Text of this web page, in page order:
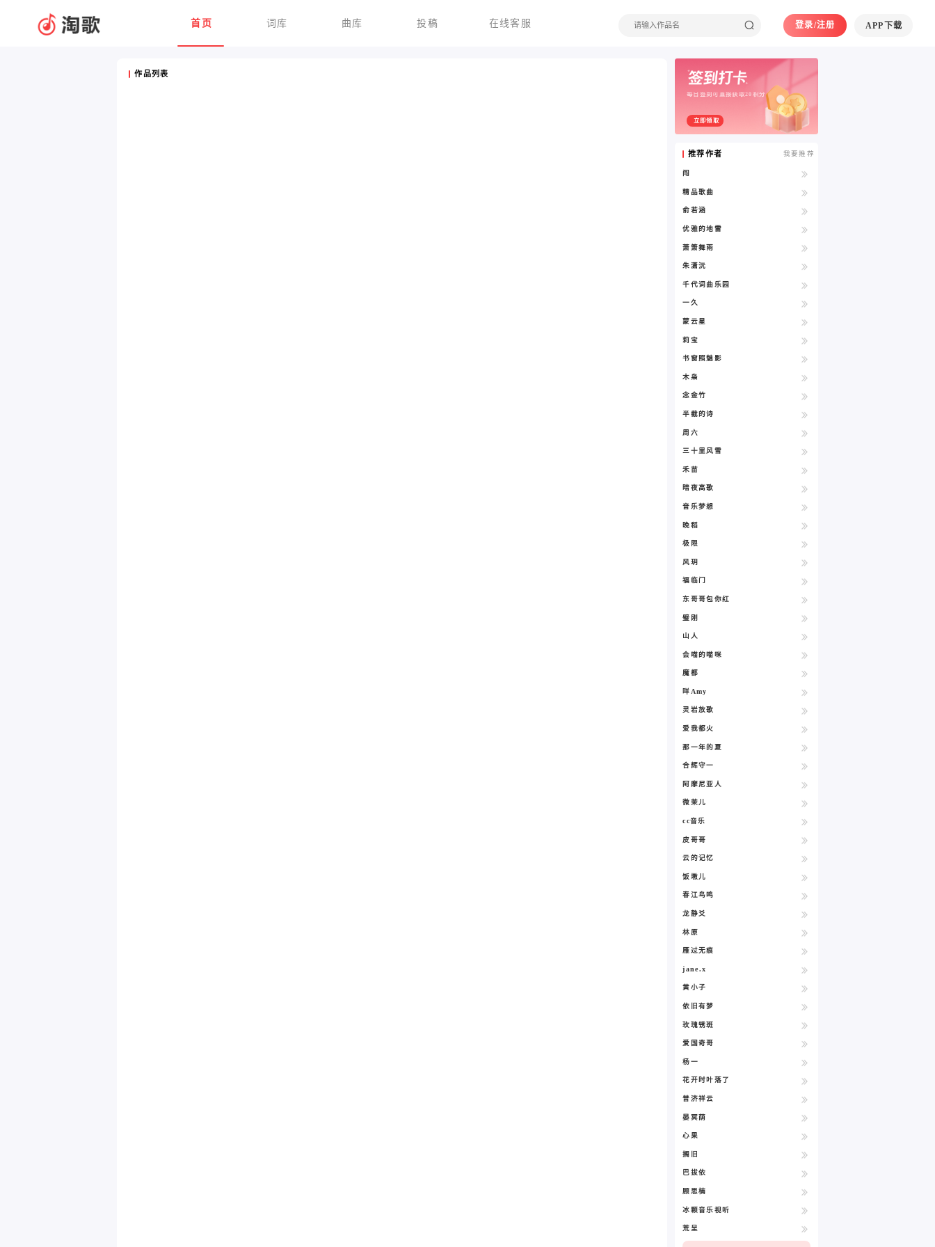
首页 词库 曲库 投稿 在线客服 登录/注册 APP下载
作品列表
每日签到可直接获取20积分
立即领取
推荐作者 我要推荐
闯
精品歌曲
俞若涵
优雅的地雷
萧箫舞雨
朱潇沅
千代词曲乐园
一久
蒙云星
莉宝
书窗照魅影
木枭
念金竹
半截的诗
周六
三十里风雪
禾苗
暗夜高歌
音乐梦想
晚稻
极限
风玥
福临门
东哥哥包你红
璧刚
山人
会喵的喵咪
魔都
咩Amy
灵岩放歌
爱我都火
那一年的夏
合辉守一
阿摩尼亚人
微茉儿
cc音乐
皮哥哥
云的记忆
饭墩儿
春江鸟鸣
龙静爻
林原
雁过无痕
jane.x
黄小子
依旧有梦
玫瑰锈斑
爱国奇哥
杨一
花开时叶落了
普济祥云
晏冥荫
心果
搁旧
巴拔依
顾思楠
冰颗音乐视听
荒呈